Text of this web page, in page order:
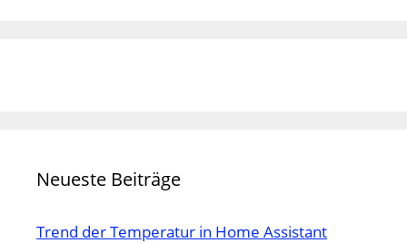
Neueste Beiträge
Trend der Temperatur in Home Assistant